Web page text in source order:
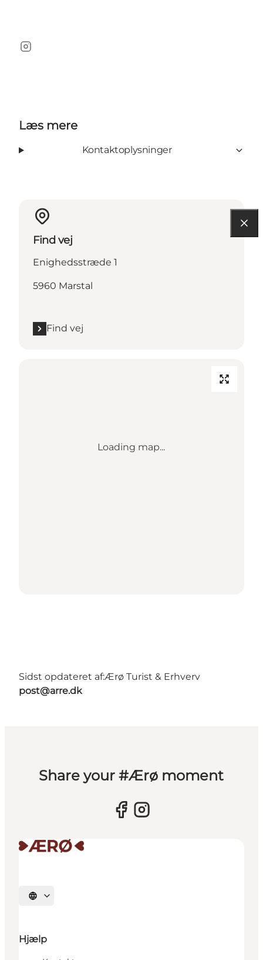
Instagram
Læs mere
Kontaktoplysninger
Find vej
Enighedsstræde 1
5960 Marstal
Find vej
Loading map...
Sidst opdateret af:Ærø Turist & Erhverv
post@arre.dk
Share your #Ærø moment
Vælg sprog
Hjælp